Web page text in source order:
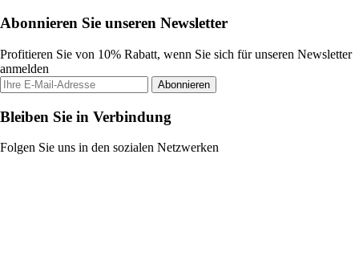
Abonnieren Sie unseren Newsletter
Profitieren Sie von 10% Rabatt, wenn Sie sich für unseren Newsletter
anmelden
Abonnieren
Bleiben Sie in Verbindung
Folgen Sie uns in den sozialen Netzwerken